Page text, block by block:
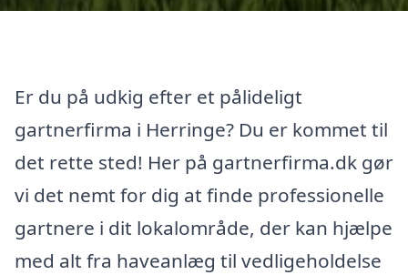
Er du på udkig efter et pålideligt
gartnerfirma i Herringe? Du er kommet til
det rette sted! Her på gartnerfirma.dk gør
vi det nemt for dig at finde professionelle
gartnere i dit lokalområde, der kan hjælpe
med alt fra haveanlæg til vedligeholdelse